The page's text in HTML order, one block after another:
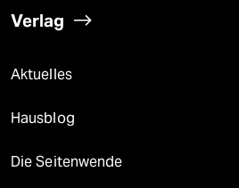
Verlag
Aktuelles
Hausblog
Die Seitenwende